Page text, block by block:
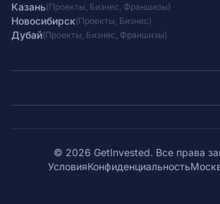
Казань(Проекты, Бизнес, Франшизы)
Новосибирск(Проекты, Бизнес)
Дубай(Проекты, Бизнес, Франшизы)
© 2026 GetInvested. Все права
УсловияКонфиденциальность